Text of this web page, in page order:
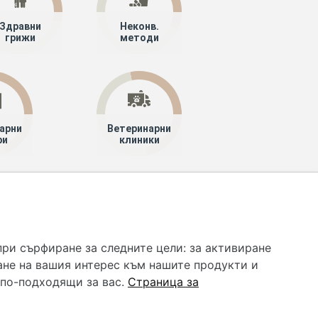
Здравни
грижи
Неконв.
методи
Ветеринарни
клиники
все че се полагат всички усилия за обновяване и
и самолечението могат да бъдат опасни за
помощ!
сърфиране за следните цели: за активиране
на вашия интерес към нашите продукти и
подходящи за вас. Страница за